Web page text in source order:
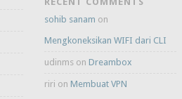
sohib sanam on
Mengkoneksikan WIFI dari CLI
udinms on Dreambox
riri on Membuat VPN